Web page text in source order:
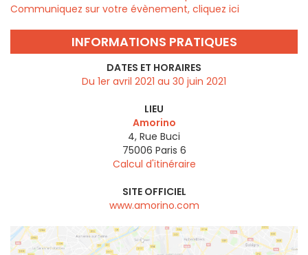
Communiquez sur votre évènement, cliquez ici
INFORMATIONS PRATIQUES
DATES ET HORAIRES
Du 1er avril 2021 au 30 juin 2021
LIEU
Amorino
4, Rue Buci
75006 Paris 6
Calcul d'itinéraire
SITE OFFICIEL
www.amorino.com